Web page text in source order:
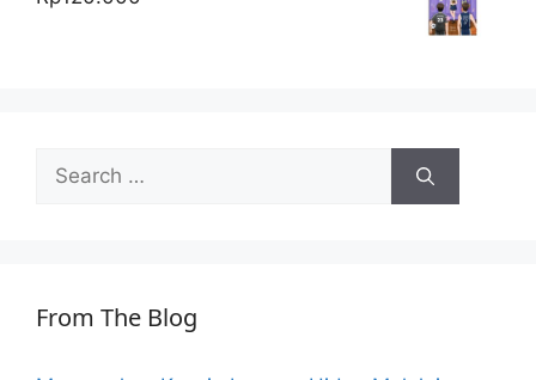
Search
for:
From The Blog